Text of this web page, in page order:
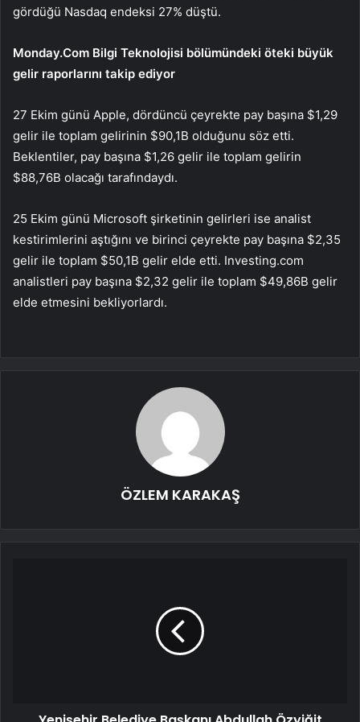
gördüğü Nasdaq endeksi 27% düştü.
Monday.Com Bilgi Teknolojisi bölümündeki öteki büyük
gelir raporlarını takip ediyor
27 Ekim günü Apple, dördüncü çeyrekte pay başına $1,29
gelir ile toplam gelirinin $90,1B olduğunu söz etti.
Beklentiler, pay başına $1,26 gelir ile toplam gelirin
$88,76B olacağı tarafındaydı.
25 Ekim günü Microsoft şirketinin gelirleri ise analist
kestirimlerini aştığını ve birinci çeyrekte pay başına $2,35
gelir ile toplam $50,1B gelir elde etti. Investing.com
analistleri pay başına $2,32 gelir ile toplam $49,86B gelir
elde etmesini bekliyorlardı.
ÖZLEM KARAKAŞ